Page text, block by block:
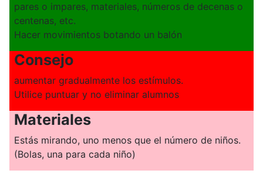
pares o impares, materiales, números de decenas o
centenas, etc.
Hacer movimientos botando un balón
Consejo
aumentar gradualmente los estímulos.
Utilice puntuar y no eliminar alumnos
Materiales
Estás mirando, uno menos que el número de niños.
(Bolas, una para cada niño)